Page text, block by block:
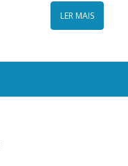
LER MAIS